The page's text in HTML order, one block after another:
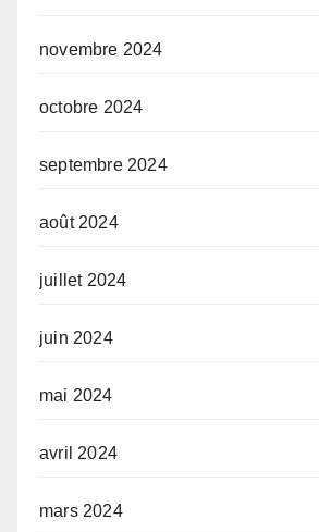
novembre 2024
octobre 2024
septembre 2024
août 2024
juillet 2024
juin 2024
mai 2024
avril 2024
mars 2024